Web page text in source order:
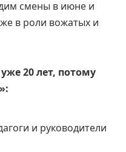
смены в июне и
в роли вожатых и
20 лет, потому
и руководители